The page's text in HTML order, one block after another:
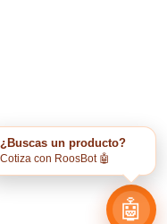
¿Buscas un producto?
Cotiza con RoosBot 🤖
🤖